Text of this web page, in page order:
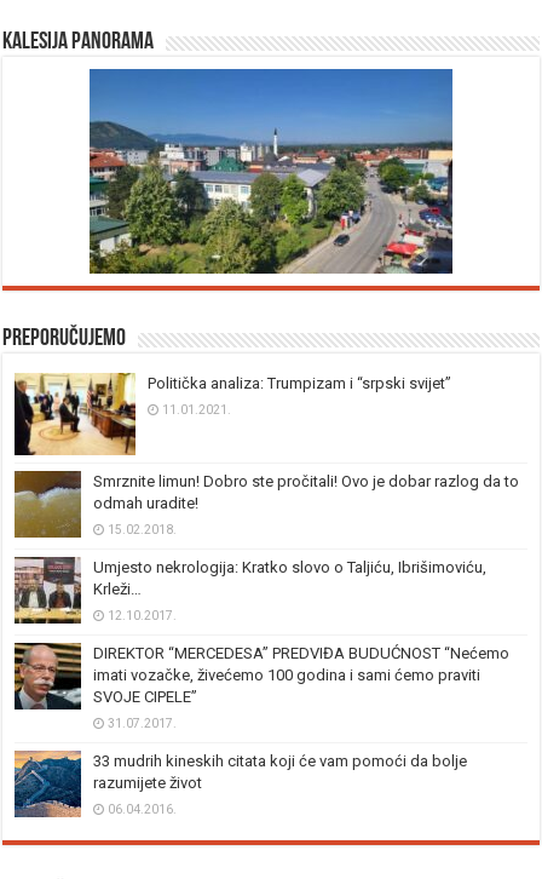
Kalesija panorama
Preporučujemo
Politička analiza: Trumpizam i “srpski svijet”
11.01.2021.
Smrznite limun! Dobro ste pročitali! Ovo je dobar razlog da to
odmah uradite!
15.02.2018.
Umjesto nekrologija: Kratko slovo o Taljiću, Ibrišimoviću,
Krleži…
12.10.2017.
DIREKTOR “MERCEDESA” PREDVIĐA BUDUĆNOST “Nećemo
imati vozačke, živećemo 100 godina i sami ćemo praviti
SVOJE CIPELE”
31.07.2017.
33 mudrih kineskih citata koji će vam pomoći da bolje
razumijete život
06.04.2016.